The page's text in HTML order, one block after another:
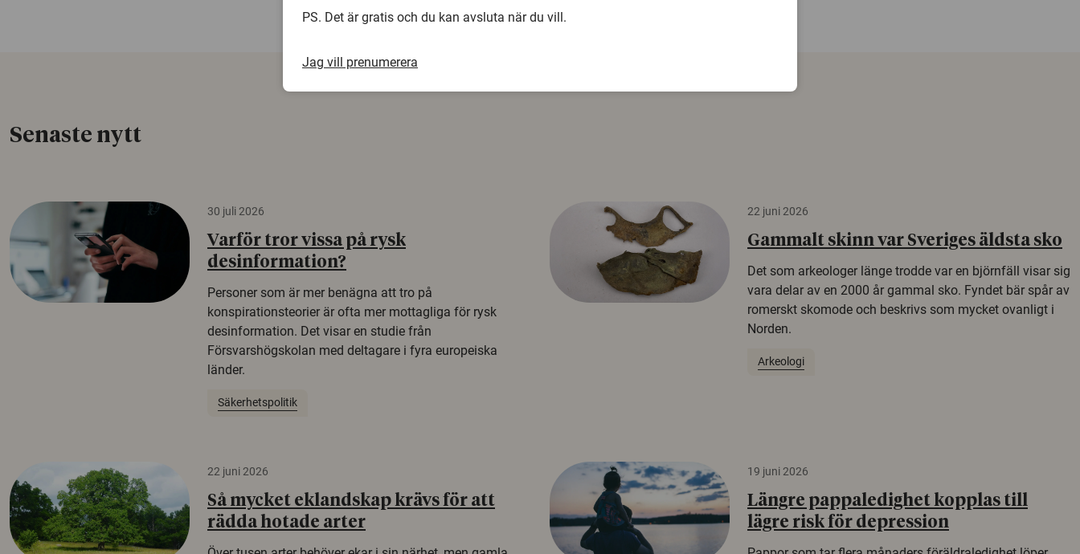
Senaste nytt
30 juli 2026
Varför tror vissa på rysk
desinformation?
Personer som är mer benägna att tro på
konspirationsteorier är ofta mer mottagliga för rysk
desinformation. Det visar en studie från
Försvarshögskolan med deltagare i fyra europeiska
länder.
Säkerhetspolitik
22 juni 2026
Gammalt skinn var Sveriges äldsta sko
Det som arkeologer länge trodde var en björnfäll visar sig
vara delar av en 2000 år gammal sko. Fyndet bär spår av
romerskt skomode och beskrivs som mycket ovanligt i
Norden.
Arkeologi
22 juni 2026
Så mycket eklandskap krävs för att
rädda hotade arter
19 juni 2026
Längre pappaledighet kopplas till
lägre risk för depression
PS. Det är gratis och du kan avsluta när du vill.
Jag vill prenumerera